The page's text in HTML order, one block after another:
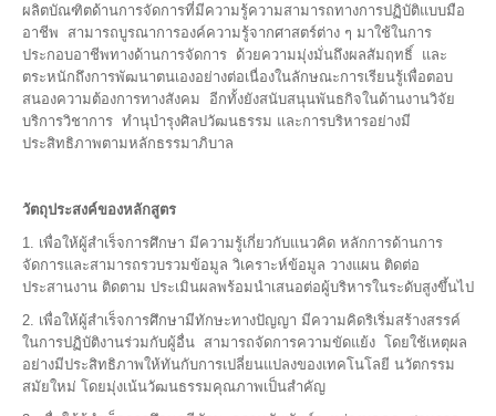
ผลิตบัณฑิตด้านการจัดการที่มีความรู้ความสามารถทางการปฏิบัติแบบมือ
อาชีพ สามารถบูรณาการองค์ความรู้จากศาสตร์ต่าง ๆ มาใช้ในการ
ประกอบอาชีพทางด้านการจัดการ ด้วยความมุ่งมั่นถึงผลสัมฤทธิ์ และ
ตระหนักถึงการพัฒนาตนเองอย่างต่อเนื่องในลักษณะการเรียนรู้เพื่อตอบ
สนองความต้องการทางสังคม อีกทั้งยังสนับสนุนพันธกิจในด้านงานวิจัย
บริการวิชาการ ทำนุบำรุงศิลปวัฒนธรรม และการบริหารอย่างมี
ประสิทธิภาพตามหลักธรรมาภิบาล
วัตถุประสงค์ของหลักสูตร
1. เพื่อให้ผู้สำเร็จการศึกษา มีความรู้เกี่ยวกับแนวคิด หลักการด้านการ
จัดการและสามารถรวบรวมข้อมูล วิเคราะห์ข้อมูล วางแผน ติดต่อ
ประสานงาน ติดตาม ประเมินผลพร้อมนำเสนอต่อผู้บริหารในระดับสูงขึ้นไป
2. เพื่อให้ผู้สำเร็จการศึกษามีทักษะทางปัญญา มีความคิดริเริ่มสร้างสรรค์
ในการปฏิบัติงานร่วมกับผู้อื่น สามารถจัดการความขัดแย้ง โดยใช้เหตุผล
อย่างมีประสิทธิภาพให้ทันกับการเปลี่ยนแปลงของเทคโนโลยี นวัตกรรม
สมัยใหม่ โดยมุ่งเน้นวัฒนธรรมคุณภาพเป็นสำคัญ